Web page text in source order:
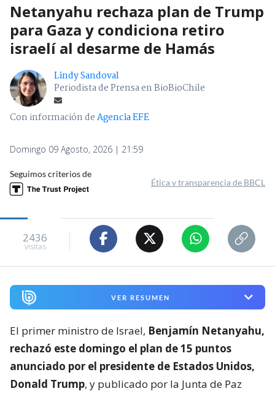
Netanyahu rechaza plan de Trump
para Gaza y condiciona retiro
israelí al desarme de Hamás
Lindy Sandoval
Periodista de Prensa en BioBioChile
Con información deAgencia EFE
Domingo 09 Agosto, 2026 | 21:59
Seguimos criterios de
Ética y transparencia de BBCL
2436
visitas
VER RESUMEN
El primer ministro de Israel, Benjamín Netanyahu,
rechazó este domingo el plan de 15 puntos
anunciado por el presidente de Estados Unidos,
Donald Trump, y publicado por la Junta de Paz